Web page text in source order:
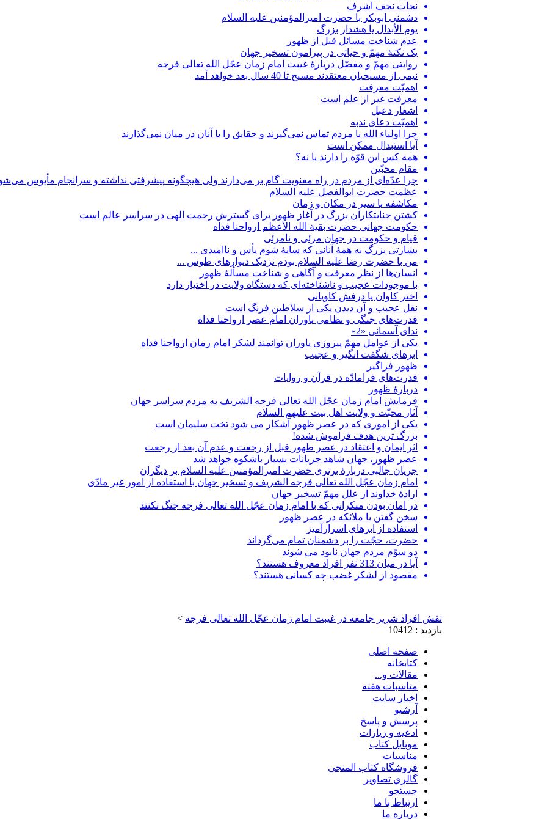
نجات نجف اشرف
دشمنی ابوبکر با حضرت امیرالمؤمنین علیه السلام
یوم الأبدال یا هشدار بزرگ
عدم شناخت مسائل قبل از ظهور
یک نکتۀ مهمّ و حیاتی در پیرامون تسخیر جهان
روایتی مهمّ و مفصّل دربارۀ غیبت امام زمان عجّل الله تعالی فرجه
نیمی از مسیحیان معتقدند مسیح تا 40 سال بعد خواهد آمد
اهمیّت معرفت
معرفت غیر از علم است
اشعار دعبل
اهمیّت دعای ندبه
چرا اولیاء الله با مردم تماس نمی‌گیرند و حقایق را با آنان در میان نمی‌گذارند
آیا استبدال ممکن است
همه کس این قوّه را دارند یا نه؟
مقام محبّین
چرا عدّه‌ای از مردم در راه معنویت گام بر می‌دارند ولی هیچگونه پیشرفتی نداشته و سرانجام مأیوس
عظمت حضرت ابوالفضل علیه السلام
مکاشفه یا سیر در مکان و زمان
کشتن جنایتکاران بزرگ در آغاز ظهور برای گسترش رحمت الهی در سراسر عالم است
حکومت جهانی حضرت بقیة الله الأعظم ارواحنا فداه
قیام و حکومت در جهان مرئی و نامرئی
بشارتی بزرگ به همۀ آنانی که سایۀ شوم یأس و ناامیدی ...
من با حضرت رضا علیه السلام بودم نزدیک دیوارهای طوس ...
انسان‌ها از نظر معرفت و آگاهی و شناخت مسألۀ ظهور
با موجودات عجیب و ناشناخته‌ای که دستگاه ولایت در اختیار دارد
اختر کاوان یا درفش کاویانی
نقل عجیب و آن دیدن یکی از سلاطین فرنگ است
قدرت‌های جنگی و نظامی یاوران امام عصر ارواحنا فداه
ندای آسمانی «2»
یکی از عوامل مهمّ پیروزی یاوران توانمند لشکر امام زمان ارواحنا فداه
ابرهای شگفت انگیر و عجیب
ظهور فراگیر
قدرت‌های فرامادّه در قرآن و روایات
دربارۀ ظهور
فرمایش امام زمان عجّل الله تعالی فرجه الشریف به مردم سراسر جهان
آثار محبّت و ولایت اهل بیت علیهم السلام
یکی از اموری که در عصر ظهور آشکار می شود تخت سلیمان است
بزرگ ترین هدف فراموش شده!
اثر ایمان و اعتقاد در عصر ظهور قبل از رجعت و عدم آن بعد از رجعت
عصر ظهور، جهان شاهد جریانات بسیار باشکوه خواهد شد
جریان جالبی دربارۀ برتری حضرت امیرالمؤمنین علیه السلام بر دیگران
امام زمان عجّل الله تعالی فرجه الشریف و تسخیر جهان با استفاده از امور غیر مادّی
ارادۀ خداوند از علل مهمّ تسخیر جهان
در امان بودن منکرانی که با امام زمان عجّل الله تعالی فرجه جنگ نکنند
سخن گفتن با ملائکه در عصر ظهور
استفاده از ابرهای اسرارآمیز
حضرت، حجّت را بر دشمنان تمام می‌گرداند
دو سوّم مردم جهان نابود می شوند
آیا در میان 313 نفر افراد معروف هستند؟
مقصود از لشکر غضب چه کسانی هستند؟
نقش افراد شریر جامعه در غیبت امام زمان عجّل الله تعالی فرجه >
بازدید : 10412
صفحه اصلی
کتابخانه
مقالات و...
مناسبات هفته
اخبار سايت
آرشيو
پرسش و پاسخ
ادعيه و زيارات
موبايل کتاب
مناسبات
فروشگاه کتاب المنجی
گالري تصاوير
جستجو
ارتباط با ما
درباره ما